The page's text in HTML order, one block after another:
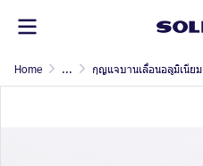
Home ... กุญแจบานเลื่อนอลูมิเนียม